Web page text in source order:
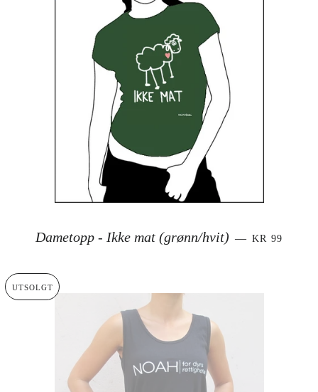
Dametopp - Ikke mat (grønn/hvit) — SALGSPRIS
KR 99
UTSOLGT